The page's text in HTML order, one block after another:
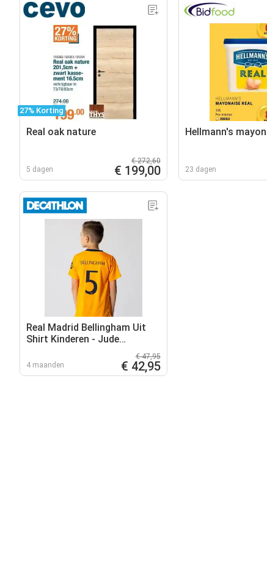
27% Korting
Real oak nature
5 dagen
€ 272,60
€ 199,00
Hellmann's
23 dagen
Real Madrid Bellingham Uit
Shirt Kinderen - Jude
4 maanden
€ 47,95
€ 42,95